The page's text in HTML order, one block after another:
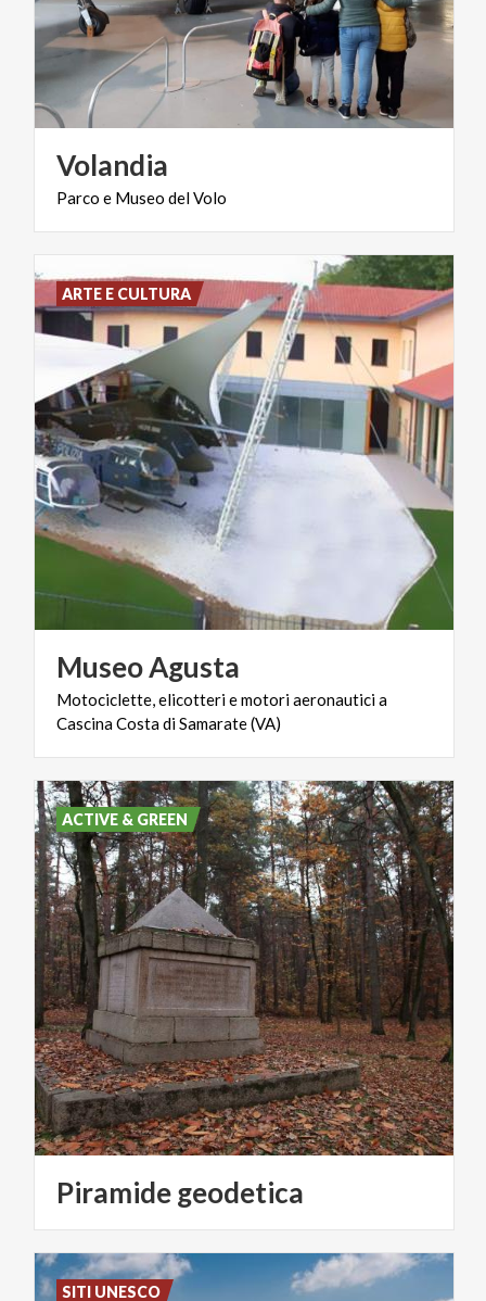
Volandia
Parco e Museo delVolo
MuseoAgusta
Motociclette,elicotteriemotoriaeronauticia
CascinaCostadiSamarate(VA)
ARTE E CULTURA
Piramidegeodetica
ACTIVE & GREEN
SITI UNESCO